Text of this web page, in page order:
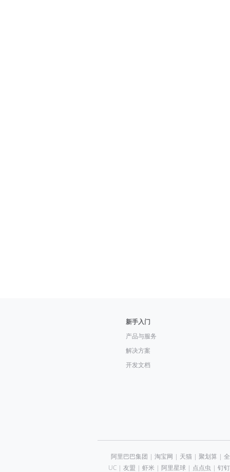
新手入门
产品与服务
解决方案
开发文档
阿里巴巴集团 | 淘宝网 | 天猫| 聚划算 |
UC| 友盟 | 虾米 | 阿里星球| 点点虫 | 钉钉